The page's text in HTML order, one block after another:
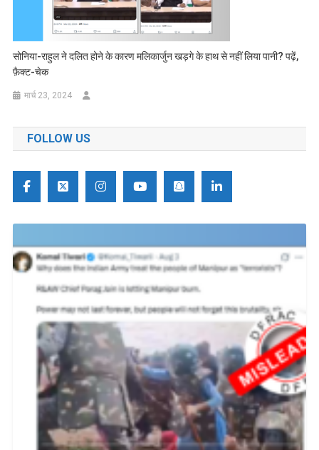
सोनिया-राहुल ने दलित होने के कारण मलिकार्जुन खड़गे के हाथ से नहीं लिया पानी? पढ़ें,
फ़ैक्ट-चेक
मार्च 23, 2024
FOLLOW US